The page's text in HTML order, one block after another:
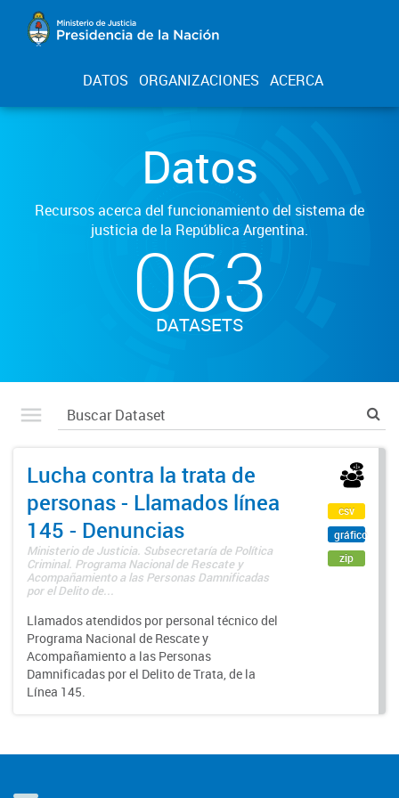
DATOS ORGANIZACIONES ACERCA
Datos
Recursos acerca del funcionamiento del sistema de
justicia de la República Argentina.
063
DATASETS
Lucha contra la trata de
personas - Llamados línea
145 - Denuncias
Ministerio de Justicia. Subsecretaría de Política
Criminal. Programa Nacional de Rescate y
Acompañamiento a las Personas Damnificadas
por el Delito de...
Llamados atendidos por personal técnico del
Programa Nacional de Rescate y
Acompañamiento a las Personas
Damnificadas por el Delito de Trata, de la
Línea 145.
csv
gráfico
zip